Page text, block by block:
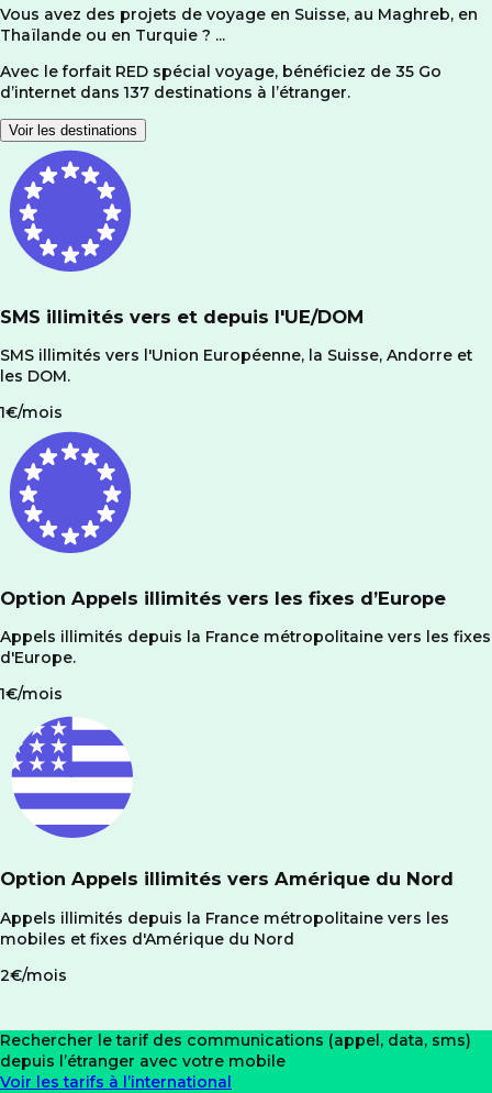
Vous avez des projets de voyage en Suisse, au Maghreb, en
Thaïlande ou en Turquie ? ...
Avec le forfait RED spécial voyage, bénéficiez de 35 Go
d’internet dans 137 destinations à l’étranger.
Voir les destinations
SMS illimités vers et depuis l'UE/DOM
SMS illimités vers l'Union Européenne, la Suisse, Andorre et
les DOM.
1€/mois
Option Appels illimités vers les fixes d’Europe
Appels illimités depuis la France métropolitaine vers les fixes
d'Europe.
1€/mois
Option Appels illimités vers Amérique du Nord
Appels illimités depuis la France métropolitaine vers les
mobiles et fixes d'Amérique du Nord
2€/mois
Rechercher le tarif des communications (appel, data, sms)
depuis l’étranger avec votre mobile
Voir les tarifs à l’international